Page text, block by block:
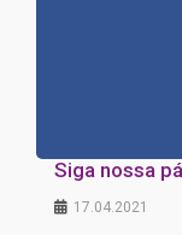
Siga nossa
17.04.2021